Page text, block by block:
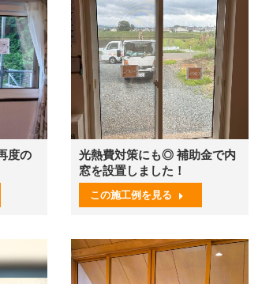
度の
光熱費対策にも◎ 補助金で内
窓を設置しました！
この施工例を見る